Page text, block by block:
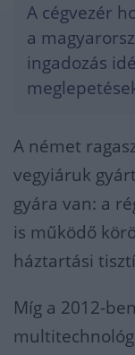
A cégvezér
a
ingadozás
A német
vegyiáruk
gyára van: a
is működő
háztartási
Míg a 2012-